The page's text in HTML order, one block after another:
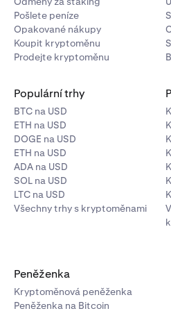
Maximumpro alokaci celého
Zambie, Zimbabwe.
Pošlete peníze
Opakované nákupy
Koupit kryptoměnu
Prodejte kryptoměnu
Populární trhy
BTC na USD
ETH na USD
DOGE na USD
ETH na USD
ADA na USD
SOL na USD
LTC na USD
Všechny trhy s kryptoměnami
Peněženka
Kryptoměnová peněženka
Peněženka na Bitcoin